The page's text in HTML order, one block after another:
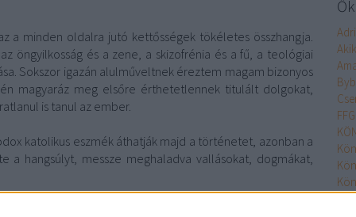
a minden oldalra jutó kettősségek tökéletes összhangja.
öngyilkosság és a zene, a skizofrénia és a fű, a teológiai
Sokszor igazán alulműveltnek éreztem magam bizonyos
magyaráz meg elsőre érthetetlennek titulált dolgokat,
is tanul az ember.
katolikus eszmék áthatják majd a történetet, azonban a
a hangsúlyt, messze meghaladva vallásokat, dogmákat,
mindenkinek. Aki egy újabb sc-fit vár az írótól,